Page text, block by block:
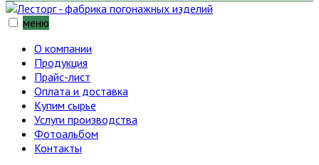
меню
О компании
Продукция
Прайс-лист
Оплата и доставка
Купим сырье
Услуги производства
Фотоальбом
Контакты